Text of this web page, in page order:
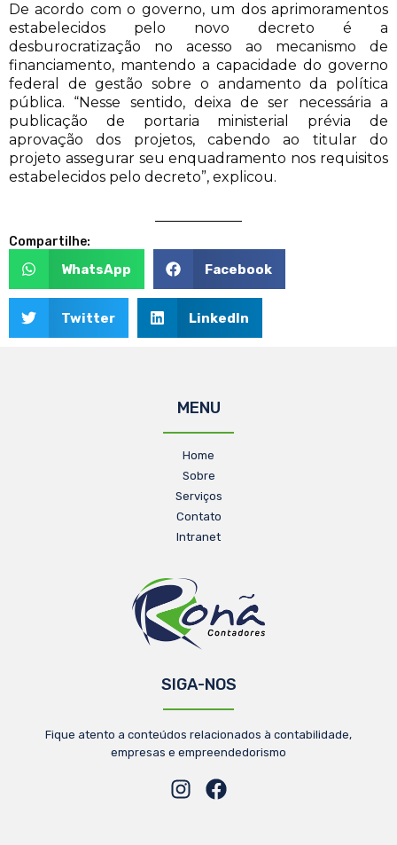
De acordo com o governo, um dos aprimoramentos
estabelecidos pelo novo decreto é a
desburocratização no acesso ao mecanismo de
financiamento, mantendo a capacidade do governo
federal de gestão sobre o andamento da política
pública. “Nesse sentido, deixa de ser necessária a
publicação de portaria ministerial prévia de
aprovação dos projetos, cabendo ao titular do
projeto assegurar seu enquadramento nos requisitos
estabelecidos pelo decreto”, explicou.
Compartilhe:
WhatsApp Facebook
Twitter LinkedIn
MENU
Home
Sobre
Serviços
Contato
Intranet
SIGA-NOS
Fique atento a conteúdos relacionados à contabilidade,
empresas e empreendedorismo